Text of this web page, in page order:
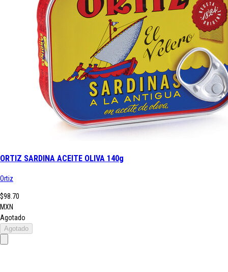
ORTIZ SARDINA ACEITE OLIVA 140g
Ortiz
$98.70
MXN
Agotado
Agotado